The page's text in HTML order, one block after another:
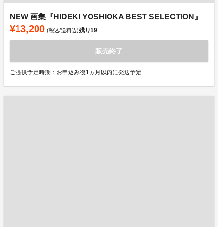
NEW 画集『HIDEKI YOSHIOKA BEST SELECTION』
¥13,200 (税込/送料込)残り19
販売終了
ご提供予定時期：お申込み後1ヵ月以内に発送予定